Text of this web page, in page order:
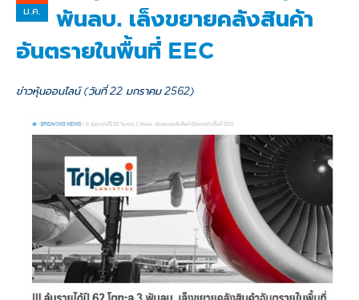
ม.ค.
พันลบ. เล็งขยายคลังสินค้า
อันตรายในพื้นที่ EEC
ข่าวหุ้นออนไลน์ (วันที่ 22 มกราคม 2562)